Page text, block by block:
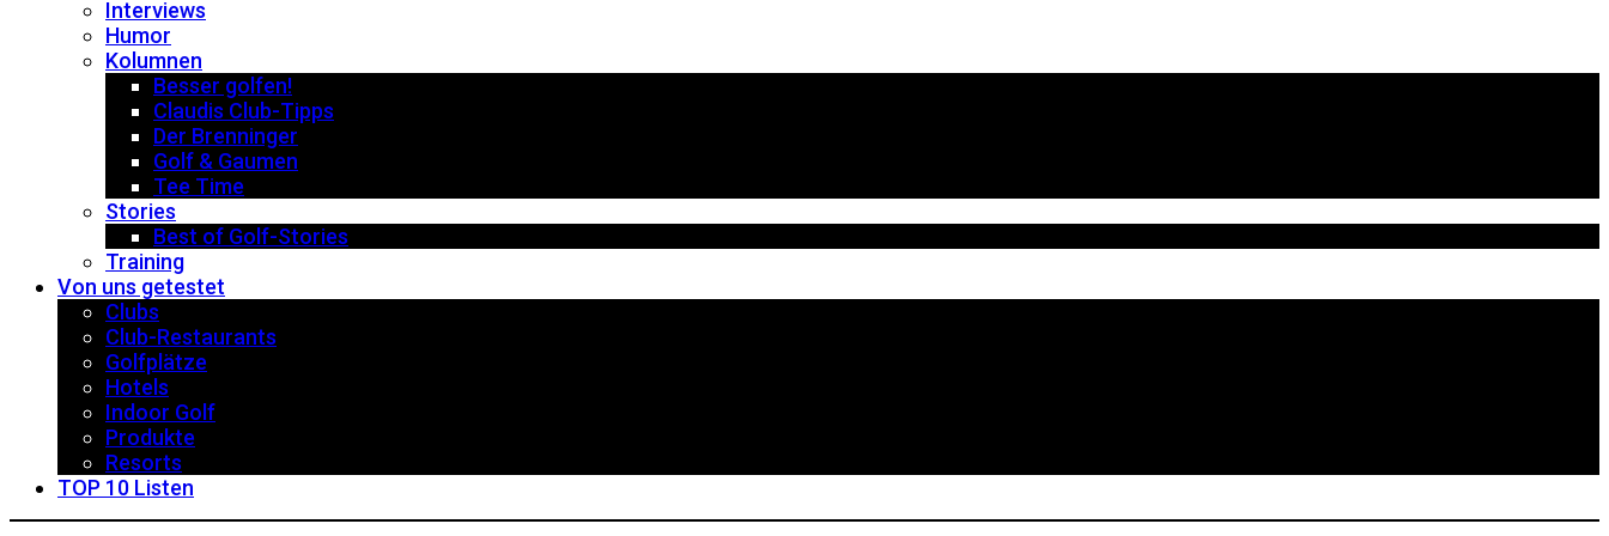
Interviews
Humor
Kolumnen
Besser golfen!
Claudis Club-Tipps
Der Brenninger
Golf & Gaumen
Tee Time
Stories
Best of Golf-Stories
Training
Von uns getestet
Clubs
Club-Restaurants
Golfplätze
Hotels
Indoor Golf
Produkte
Resorts
TOP 10 Listen